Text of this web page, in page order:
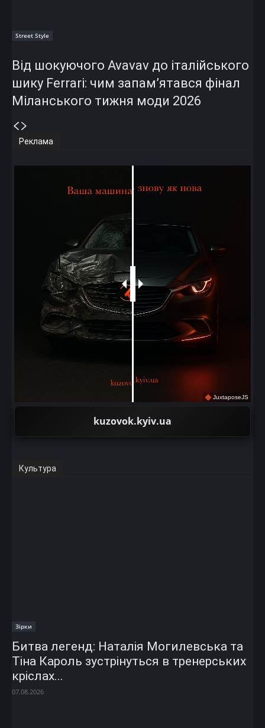
Street Style
Від шокуючого Avavav до італійського
шику Ferrari: чим запам’ятався фінал
Міланського тижня моди 2026
Реклама
JuxtaposeJS
kuzovok.kyiv.ua
Культура
Зірки
Битва легенд: Наталія Могилевська та
Тіна Кароль зустрінуться в тренерських
кріслах...
07.08.2026